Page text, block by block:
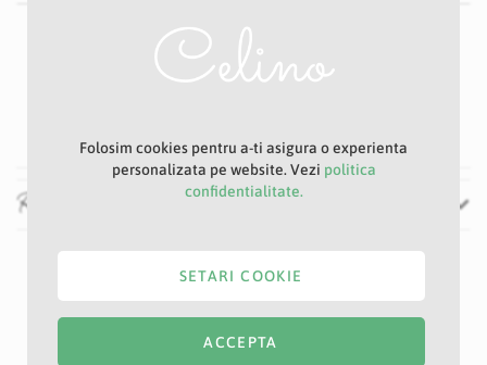
Recenzii
Folosim cookies pentru a-ti asigura o experienta
personalizata pe website. Vezi politica
confidentialitate.
ACCEPTA
SETARI COOKIE